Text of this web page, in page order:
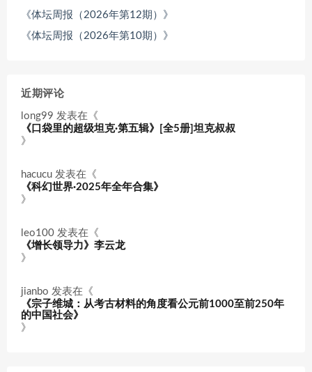
《体坛周报（2026年第12期）》
《体坛周报（2026年第10期）》
近期评论
long99 发表在《
《口袋里的超级坦克·第五辑》[全5册]坦克叔叔
》
hacucu 发表在《
《科幻世界·2025年全年合集》
》
leo100 发表在《
《增长领导力》李云龙
》
jianbo 发表在《
《宗子维城：从考古材料的角度看公元前1000至前250年
的中国社会》
》